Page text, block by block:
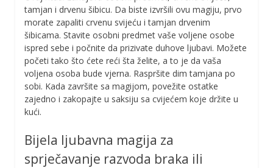
tamjan i drvenu šibicu. Da biste izvršili ovu magiju, prvo
morate zapaliti crvenu svijeću i tamjan drvenim
šibicama. Stavite osobni predmet vaše voljene osobe
ispred sebe i počnite da prizivate duhove ljubavi. Možete
početi tako što ćete reći šta želite, a to je da vaša
voljena osoba bude vjerna. Raspršite dim tamjana po
sobi. Kada završite sa magijom, povežite ostatke
zajedno i zakopajte u saksiju sa cvijećem koje držite u
kući.
Bijela ljubavna magija za
sprječavanje razvoda braka ili